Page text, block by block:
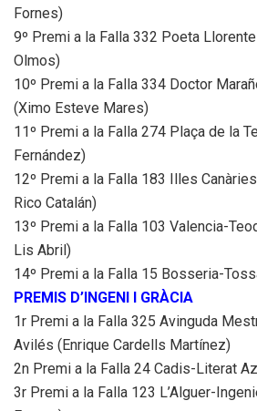
Fornes)
9º Premi a la Falla 332 Poeta
Olmos)
10º Premi a la Falla 334 Doctor
(Ximo Esteve Mares)
11º Premi a la Falla 274 Plaça de la
Fernández)
12º Premi a la Falla 183 Illes
Rico Catalán)
13º Premi a la Falla 103 Valencia-
Lis Abril)
14º Premi a la Falla 15 Bosseria-
PREMIS D’INGENI I GRÀCIA
1r Premi a la Falla 325 Avinguda
Avilés (Enrique Cardells Martínez)
2n Premi a la Falla 24 Cadis-Literat
3r Premi a la Falla 123 L’Alguer-